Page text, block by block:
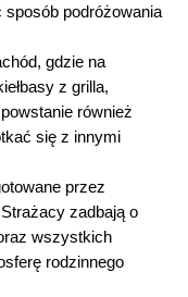
sposób podróżowania
gdzie na
z grilla,
również
się z innymi
przez
zadbają o
wszystkich
rodzinnego